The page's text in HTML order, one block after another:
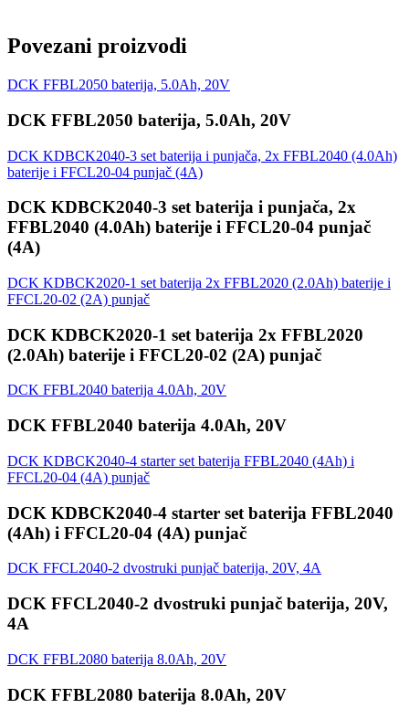
Povezani proizvodi
DCK FFBL2050 baterija, 5.0Ah, 20V
DCK FFBL2050 baterija, 5.0Ah, 20V
DCK KDBCK2040-3 set baterija i punjača, 2x FFBL2040 (4.0Ah)
baterije i FFCL20-04 punjač (4A)
DCK KDBCK2040-3 set baterija i punjača, 2x
FFBL2040 (4.0Ah) baterije i FFCL20-04 punjač
(4A)
DCK KDBCK2020-1 set baterija 2x FFBL2020 (2.0Ah) baterije i
FFCL20-02 (2A) punjač
DCK KDBCK2020-1 set baterija 2x FFBL2020
(2.0Ah) baterije i FFCL20-02 (2A) punjač
DCK FFBL2040 baterija 4.0Ah, 20V
DCK FFBL2040 baterija 4.0Ah, 20V
DCK KDBCK2040-4 starter set baterija FFBL2040 (4Ah) i
FFCL20-04 (4A) punjač
DCK KDBCK2040-4 starter set baterija FFBL2040
(4Ah) i FFCL20-04 (4A) punjač
DCK FFCL2040-2 dvostruki punjač baterija, 20V, 4A
DCK FFCL2040-2 dvostruki punjač baterija, 20V,
4A
DCK FFBL2080 baterija 8.0Ah, 20V
DCK FFBL2080 baterija 8.0Ah, 20V